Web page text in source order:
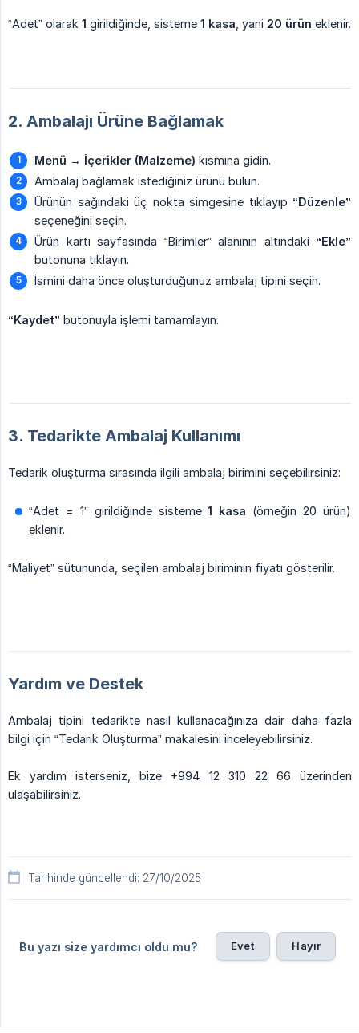
“Adet” olarak 1 girildiğinde, sisteme 1 kasa , yani 20 ürün eklenir.
2. Ambalajı Ürüne Bağlamak
Menü → İçerikler (Malzeme) kısmına gidin.
Ambalaj bağlamak istediğiniz ürünü bulun.
Ürünün sağındaki üç nokta simgesine tıklayıp “Düzenle”
seçeneğini seçin.
Ürün kartı sayfasında “Birimler” alanının altındaki “Ekle”
butonuna tıklayın.
İsmini daha önce oluşturduğunuz ambalaj tipini seçin.
“Kaydet” butonuyla işlemi tamamlayın.
3. Tedarikte Ambalaj Kullanımı
Tedarik oluşturma sırasında ilgili ambalaj birimini seçebilirsiniz:
“Adet = 1” girildiğinde sisteme1 kasa (örneğin 20 ürün)
eklenir.
“Maliyet” sütununda, seçilen ambalaj biriminin fiyatı gösterilir.
Yardım ve Destek
Ambalaj tipini tedarikte nasıl kullanacağınıza dair daha fazla
bilgi için “Tedarik Oluşturma” makalesini inceleyebilirsiniz.
Ek yardım isterseniz, bize +994 12 310 22 66 üzerinden
ulaşabilirsiniz.
Tarihinde güncellendi: 27/10/2025
Bu yazı size yardımcı oldu mu? Evet Hayır